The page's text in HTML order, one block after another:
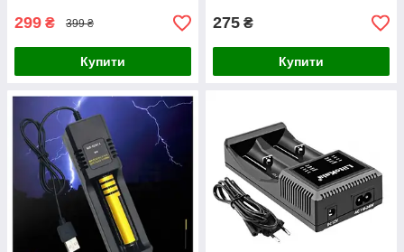
299 ₴ 399 ₴
Купити
275 ₴
Купити